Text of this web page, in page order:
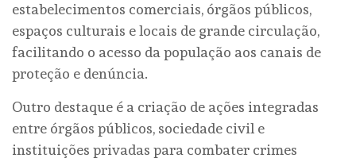
estabelecimentos comerciais, órgãos públicos,
espaços culturais e locais de grande circulação,
facilitando o acesso da população aos canais de
proteção e denúncia.
Outro destaque é a criação de ações integradas
entre órgãos públicos, sociedade civil e
instituições privadas para combater crimes